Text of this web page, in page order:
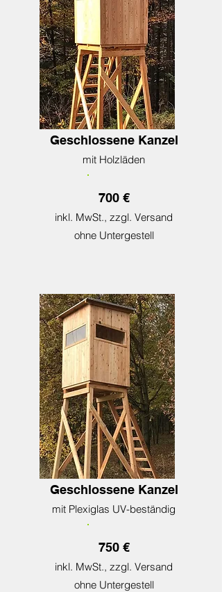
Geschlossene Kanzel
mit Holzläden
700 €
inkl. MwSt., zzgl. Versand
ohne Untergestell
Geschlossene Kanzel
mit Plexiglas UV-beständig
750 €
inkl. MwSt., zzgl. Versand
ohne Untergestell